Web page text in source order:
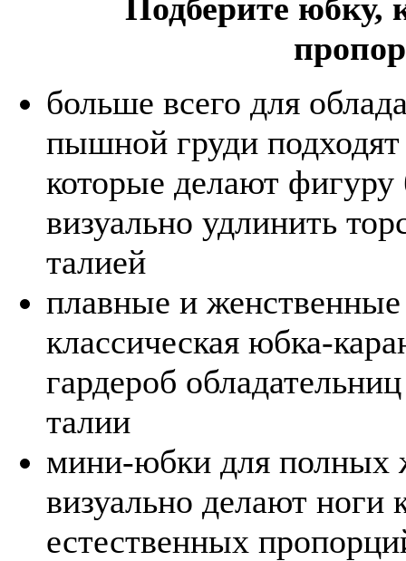
Подберите юбку,
больше всего для
пышной груди
которые делают
визуально удлинить
талией
плавные и
классическая юбка-
гардероб
талии
мини-юбки для полных
визуально делают ноги
естественных